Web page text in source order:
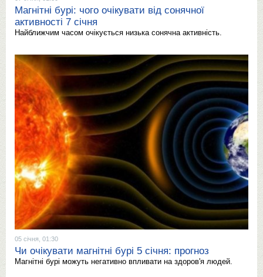
Магнітні бурі: чого очікувати від сонячної
активності 7 січня
Найближчим часом очікується низька сонячна активність.
05 січня, 01:30
Чи очікувати магнітні бурі 5 січня: прогноз
Магнітні бурі можуть негативно впливати на здоров'я людей.